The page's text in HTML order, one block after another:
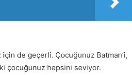
de geçerli. Çocuğunuz Batman’i,
çocuğunuz hepsini seviyor.